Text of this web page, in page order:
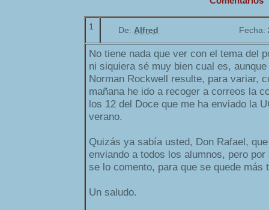
1 De: Alfred Fecha:
No tiene nada que ver con el tema del
ni siquiera sé muy bien cual es,
Norman Rockwell resulte, para variar,
mañana he ido a recoger a correos la
los 12 del Doce que me ha enviado la
verano.
Quizás ya sabía usted, Don Rafael,
enviando a todos los alumnos, pero
se lo comento, para que se quede más
Un saludo.